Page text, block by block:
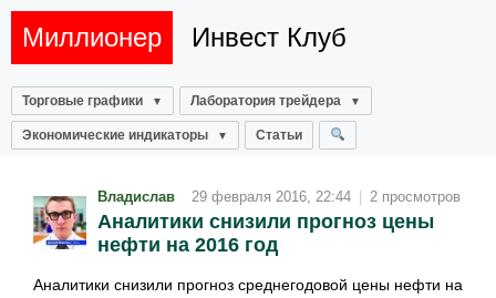
Миллионер Инвест Клуб
Торговые графики Лаборатория трейдера
Экономические индикаторы Статьи
Владислав 29 февраля 2016, 22:44 2 просмотров
Аналитики снизили прогноз цены
нефти на 2016 год
Аналитики снизили прогноз среднегодовой цены нефти на